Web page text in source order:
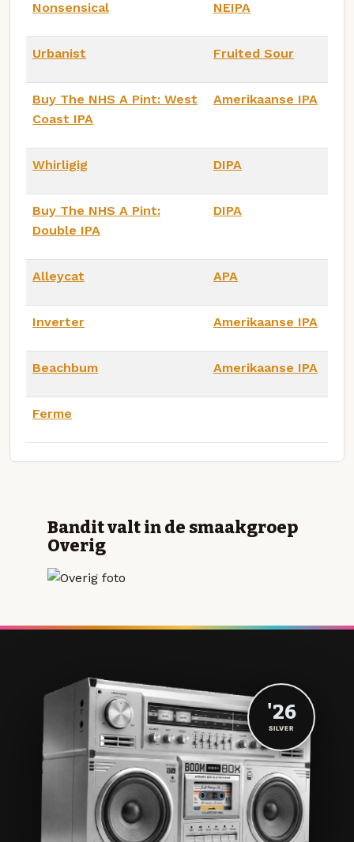
Nonsensical NEIPA
Urbanist Fruited Sour
Buy The NHS A Pint: West
Coast IPA
Amerikaanse IPA
Whirligig DIPA
Buy The NHS A Pint:
Double IPA
DIPA
Alleycat APA
Inverter Amerikaanse IPA
Beachbum Amerikaanse IPA
Ferme
Bandit valt in de smaakgroep
Overig
'26
SILVER